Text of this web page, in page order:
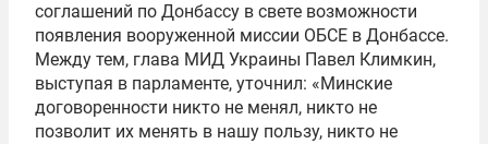
соглашений по Донбассу в свете возможности
появления вооруженной миссии ОБСЕ в Донбассе.
Между тем, глава МИД Украины Павел Климкин,
выступая в парламенте, уточнил: «Минские
договоренности никто не менял, никто не
позволит их менять в нашу пользу, никто не